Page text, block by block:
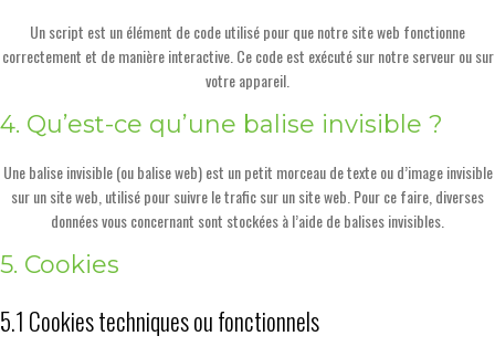
Un script est un élément de code utilisé pour que notre site web fonctionne
correctement et de manière interactive. Ce code est exécuté sur notre serveur ou sur
votre appareil.
4. Qu’est-ce qu’une balise invisible ?
Une balise invisible (ou balise web) est un petit morceau de texte ou d’image invisible
sur un site web, utilisé pour suivre le trafic sur un site web. Pour ce faire, diverses
données vous concernant sont stockées à l’aide de balises invisibles.
5. Cookies
5.1 Cookies techniques ou fonctionnels